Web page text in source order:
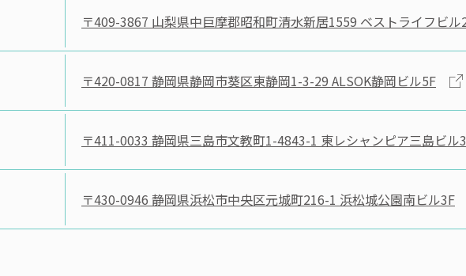
〒409-3867 山梨県中巨摩郡昭和町清水新居1559 ベストライフビル
〒420-0817 静岡県静岡市葵区東静岡1-3-29 ALSOK静岡ビル5F
〒411-0033 静岡県三島市文教町1-4843-1 東レシャンピア三島ビル
〒430-0946 静岡県浜松市中央区元城町216-1 浜松城公園南ビル3F